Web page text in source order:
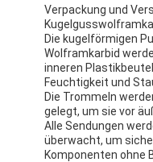
Verpackung und
Die kugelförmigen
Wolframkarbid
inneren
Feuchtigkeit und
Die Trommeln
gelegt, um sie vor
Alle Sendungen
überwacht, um
Komponenten ohne